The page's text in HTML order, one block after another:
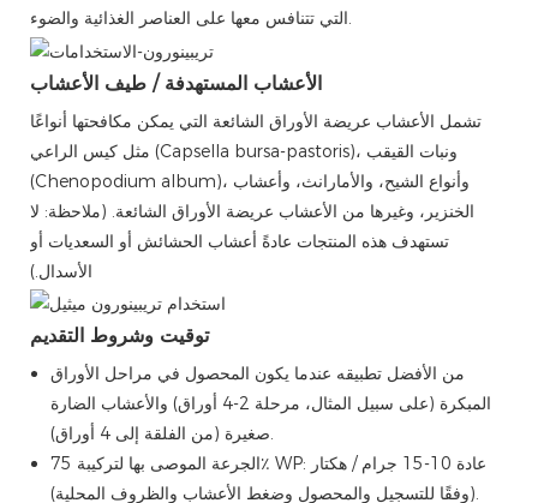
التي تتنافس معها على العناصر الغذائية والضوء.
الأعشاب المستهدفة / طيف الأعشاب
تشمل الأعشاب عريضة الأوراق الشائعة التي يمكن مكافحتها أنواعًا
مثل كيس الراعي (Capsella bursa-pastoris)، ونبات القيقب
(Chenopodium album)، وأنواع الشيح، والأمارانث، وأعشاب
الخنزير، وغيرها من الأعشاب عريضة الأوراق الشائعة. (ملاحظة: لا
تستهدف هذه المنتجات عادةً أعشاب الحشائش أو السعديات أو
الأسدال.)
توقيت وشروط التقديم
من الأفضل تطبيقه عندما يكون المحصول في مراحل الأوراق
المبكرة (على سبيل المثال، مرحلة 2-4 أوراق) والأعشاب الضارة
صغيرة (من الفلقة إلى 4 أوراق).
الجرعة الموصى بها لتركيبة 75٪ WP: عادة 10-15 جرام / هكتار
(وفقًا للتسجيل والمحصول وضغط الأعشاب والظروف المحلية).